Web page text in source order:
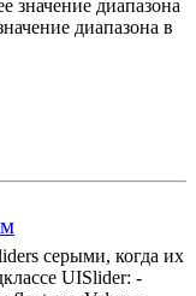
значение диапазона
диапазона в
серыми, когда их
UISlider: -